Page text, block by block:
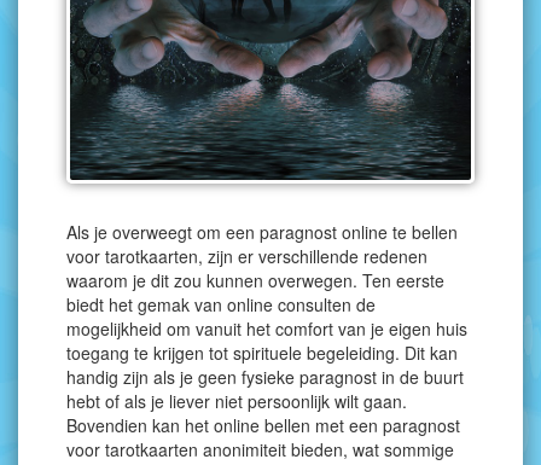
Als je overweegt om een paragnost online te bellen
voor tarotkaarten, zijn er verschillende redenen
waarom je dit zou kunnen overwegen. Ten eerste
biedt het gemak van online consulten de
mogelijkheid om vanuit het comfort van je eigen huis
toegang te krijgen tot spirituele begeleiding. Dit kan
handig zijn als je geen fysieke paragnost in de buurt
hebt of als je liever niet persoonlijk wilt gaan.
Bovendien kan het online bellen met een paragnost
voor tarotkaarten anonimiteit bieden, wat sommige